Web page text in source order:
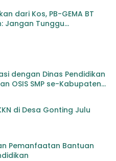
dari Kos, PB-GEMA BT
Jangan Tunggu
Baru Negara Bertindak
dengan Dinas Pendidikan
OSIS SMP se-Kabupaten
di Desa Gonting Julu
Pemanfaatan Bantuan